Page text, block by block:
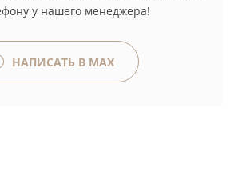
у нашего менеджера!
НАПИСАТЬ В MAX